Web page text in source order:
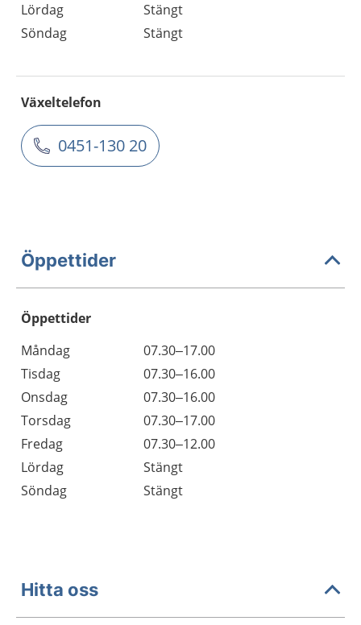
Lördag
Stängt
Söndag
Stängt
Växeltelefon
0451-130 20
Öppettider
Öppettider
Dag
Öppettider
Kommentarer
Måndag
07.30–17.00
Tisdag
07.30–16.00
Onsdag
07.30–16.00
Torsdag
07.30–17.00
Fredag
07.30–12.00
Lördag
Stängt
Söndag
Stängt
Hitta oss